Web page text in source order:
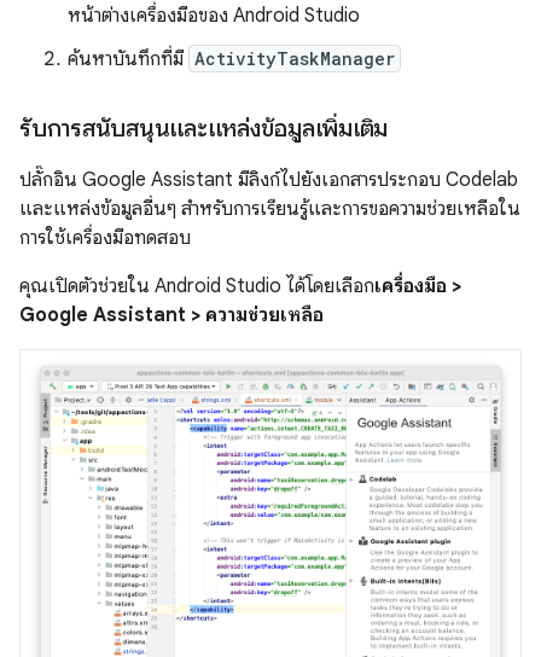
หน้าต่างเครื่องมือของ Android Studio
ค้นหาบันทึกที่มี ActivityTaskManager
รับการสนับสนุนและแหล่งข้อมูลเพิ่มเติม
ปลั๊กอิน Google Assistant มีลิงก์ไปยังเอกสารประกอบ Codelab
และแหล่งข้อมูลอื่นๆ สำหรับการเรียนรู้และการขอความช่วยเหลือใน
การใช้เครื่องมือทดสอบ
คุณเปิดตัวช่วยใน Android Studio ได้โดยเลือกเครื่องมือ >
Google Assistant > ความช่วยเหลือ